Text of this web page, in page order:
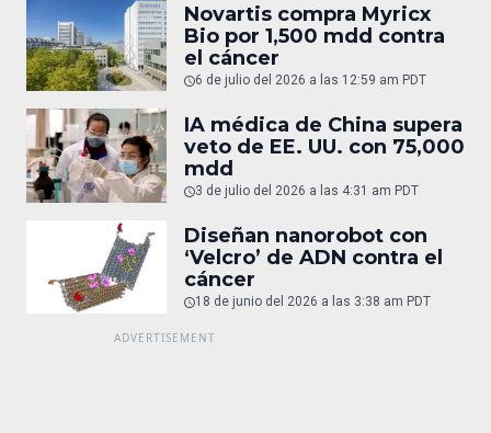
Novartis compra Myricx
Bio por 1,500 mdd contra
el cáncer
6 de julio del 2026 a las 12:59 am PDT
IA médica de China supera
veto de EE. UU. con 75,000
mdd
3 de julio del 2026 a las 4:31 am PDT
Diseñan nanorobot con
‘Velcro’ de ADN contra el
cáncer
18 de junio del 2026 a las 3:38 am PDT